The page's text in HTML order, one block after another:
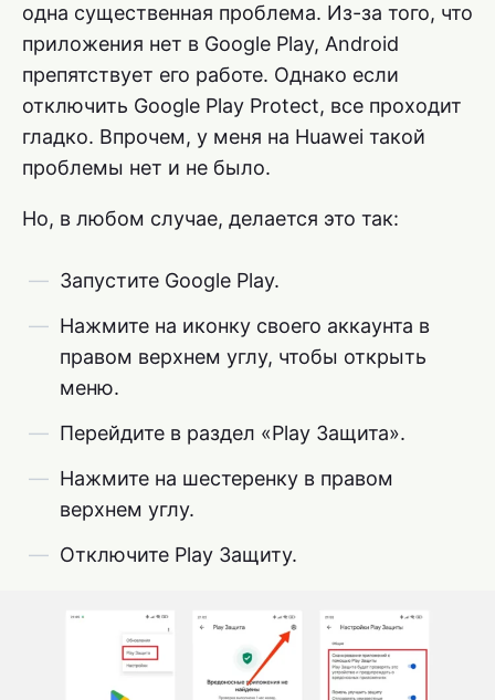
одна существенная проблема. Из-за того, что
приложения нет в Google Play, Android
препятствует его работе. Однако если
отключить Google Play Protect, все проходит
гладко. Впрочем, у меня на Huawei такой
проблемы нет и не было.
Но, в любом случае, делается это так:
Запустите Google Play.
Нажмите на иконку своего аккаунта в
правом верхнем углу, чтобы открыть
меню.
Перейдите в раздел «Play Защита».
Нажмите на шестеренку в правом
верхнем углу.
Отключите Play Защиту.